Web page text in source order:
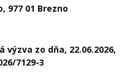
977 01 Brezno
výzva zo dňa, 22.06.2026,
7129-3